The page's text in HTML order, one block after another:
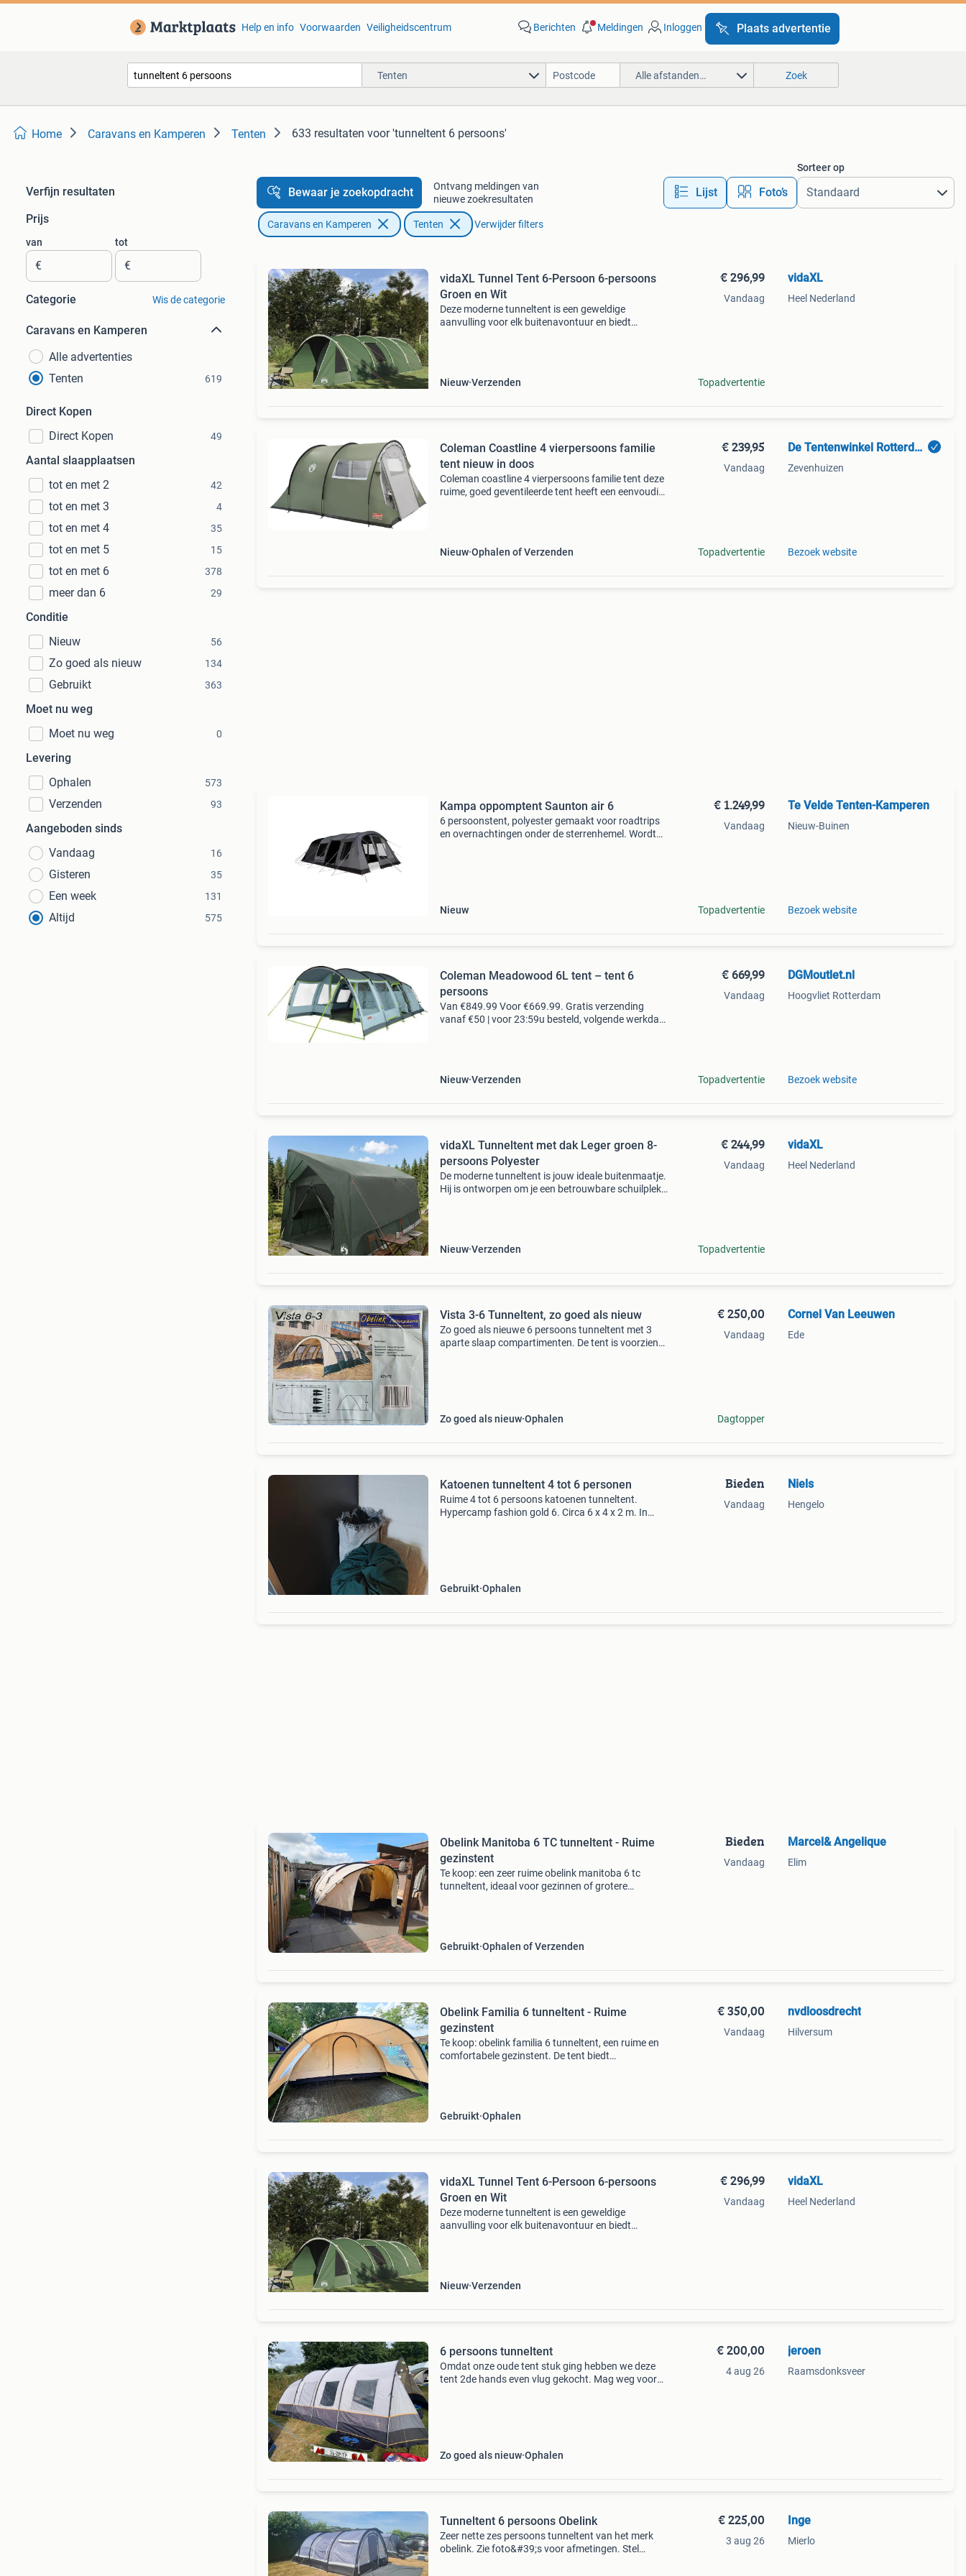
Help en info Voorwaarden Veiligheidscentrum Berichten Meldingen Inloggen Plaats advertentie
Tenten Alle afstanden… Zoek
Home Caravans en Kamperen Tenten 633 resultaten voor 'tunneltent 6 persoons'
Verfijn resultaten
Prijs
van
€
tot
€
Categorie Wis de categorie
Caravans en Kamperen
Alle advertenties
Tenten
619
Direct Kopen
Direct Kopen
49
Aantal slaapplaatsen
tot en met 2
42
tot en met 3 4
tot en met 4 35
tot en met 5 15
tot en met 6 378
meer dan 6 29
Conditie
Nieuw
56
Zo goed als nieuw 134
Gebruikt 363
Moet nu weg
Moet nu weg
0
Levering
Ophalen
573
Verzenden 93
Aangeboden sinds
Vandaag
16
Gisteren 35
Een week 131
Altijd 575
Bewaar je zoekopdracht
Ontvang meldingen van
nieuwe zoekresultaten
Lijst Foto’s
Sorteer op
Caravans en Kamperen Tenten Verwijder filters
vidaXL Tunnel Tent 6-Persoon 6-persoons
Groen en Wit
Deze moderne tunneltent is een geweldige
aanvulling voor elk buitenavontuur en biedt
Nieuw Verzenden
€ 296,99
Vandaag
Topadvertentie
vidaXL
Heel Nederland
Coleman Coastline 4 vierpersoons familie
tent nieuw in doos
Coleman coastline 4 vierpersoons familie tent deze
ruime, goed geventileerde tent heeft een eenvoudig
Nieuw Ophalen of Verzenden
€ 239,95
Vandaag
Topadvertentie
De Tentenwinkel Rotterdam
Zevenhuizen
Bezoek website
Kampa oppomptent Saunton air 6
6 persoonstent, polyester gemaakt voor roadtrips
en overnachtingen onder de sterrenhemel. Wordt
Nieuw
€ 1.249,99
Vandaag
Topadvertentie
Te Velde Tenten-Kamperen
Nieuw-Buinen
Bezoek website
Coleman Meadowood 6L tent – tent 6
persoons
Van €849.99 Voor €669.99. Gratis verzending
vanaf €50 | voor 23:59u besteld, volgende werkdag
Nieuw Verzenden
€ 669,99
Vandaag
Topadvertentie
DGMoutlet.nl
Hoogvliet Rotterdam
Bezoek website
vidaXL Tunneltent met dak Leger groen 8-
persoons Polyester
De moderne tunneltent is jouw ideale buitenmaatje.
Hij is ontworpen om je een betrouwbare schuilplek
Nieuw Verzenden
€ 244,99
Vandaag
Topadvertentie
vidaXL
Heel Nederland
Vista 3-6 Tunneltent, zo goed als nieuw
Zo goed als nieuwe 6 persoons tunneltent met 3
aparte slaap compartimenten. De tent is voorzien
Zo goed als nieuw Ophalen
€ 250,00
Vandaag
Dagtopper
Cornel Van Leeuwen
Ede
Katoenen tunneltent 4 tot 6 personen
Ruime 4 tot 6 persoons katoenen tunneltent.
Hypercamp fashion gold 6. Circa 6 x 4 x 2 m. In
Gebruikt Ophalen
Bieden
Vandaag
Niels
Hengelo
Obelink Manitoba 6 TC tunneltent - Ruime
gezinstent
Te koop: een zeer ruime obelink manitoba 6 tc
tunneltent, ideaal voor gezinnen of grotere
Gebruikt Ophalen of Verzenden
Bieden
Vandaag
Marcel& Angelique
Elim
Obelink Familia 6 tunneltent - Ruime
gezinstent
Te koop: obelink familia 6 tunneltent, een ruime en
comfortabele gezinstent. De tent biedt
Gebruikt Ophalen
€ 350,00
Vandaag
nvdloosdrecht
Hilversum
vidaXL Tunnel Tent 6-Persoon 6-persoons
Groen en Wit
Deze moderne tunneltent is een geweldige
aanvulling voor elk buitenavontuur en biedt
Nieuw Verzenden
€ 296,99
Vandaag
vidaXL
Heel Nederland
6 persoons tunneltent
Omdat onze oude tent stuk ging hebben we deze
tent 2de hands even vlug gekocht. Mag weg voor
Zo goed als nieuw Ophalen
€ 200,00
4 aug 26
jeroen
Raamsdonksveer
Tunneltent 6 persoons Obelink
Zeer nette zes persoons tunneltent van het merk
obelink. Zie foto&#39;s voor afmetingen. Stel
€ 225,00
3 aug 26
Inge
Mierlo